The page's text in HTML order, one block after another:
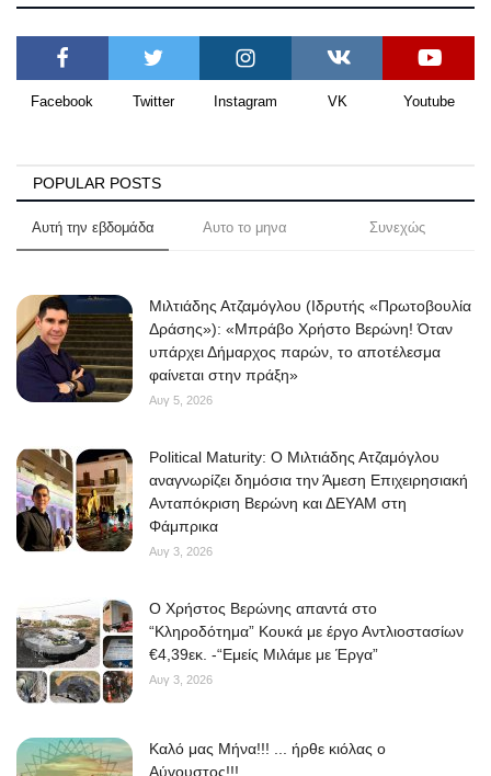
Facebook Twitter Instagram VK Youtube
POPULAR POSTS
Αυτή την εβδομάδα Αυτο το μηνα Συνεχώς
Μιλτιάδης Ατζαμόγλου (Ιδρυτής «Πρωτοβουλία
Δράσης»): «Μπράβο Χρήστο Βερώνη! Όταν
υπάρχει Δήμαρχος παρών, το αποτέλεσμα
φαίνεται στην πράξη»
Αυγ 5, 2026
Political Maturity: Ο Μιλτιάδης Ατζαμόγλου
αναγνωρίζει δημόσια την Άμεση Επιχειρησιακή
Ανταπόκριση Βερώνη και ΔΕΥΑΜ στη
Φάμπρικα
Αυγ 3, 2026
O Χρήστος Βερώνης απαντά στο
“Κληροδότημα” Κουκά με έργο Αντλιοστασίων
€4,39εκ. -“Εμείς Μιλάμε με Έργα”
Αυγ 3, 2026
Kαλό μας Μήνα!!! ... ήρθε κιόλας ο
Αύγουστος!!!